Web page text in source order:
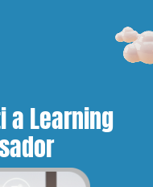
a Learning